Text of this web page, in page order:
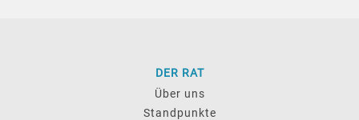
DER RAT
Über uns
Standpunkte